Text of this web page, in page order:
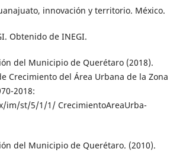
in­novación y territorio. México.
Obtenido de INEGI.
del Munici­pio de Querétaro (2018).
Crecimiento del Área Urbana de la Zona
2018:
im/st/5/1/1/ CrecimientoAreaUrba­
del Mu­nicipio de Querétaro. (2010).